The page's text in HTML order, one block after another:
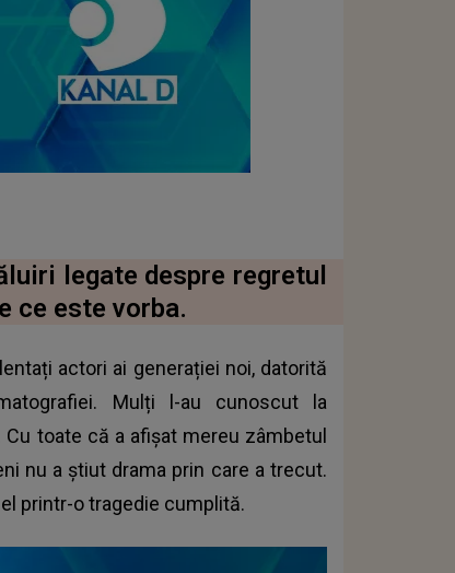
legate despre regretul
ce este vorba.
actori ai generației noi, datorită
Mulți l-au cunoscut la
Cu toate că a afișat mereu zâmbetul
nu a știut drama prin care a trecut.
printr-o tragedie cumplită.